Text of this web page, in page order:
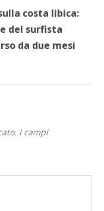
costa libica:
del surfista
da due mesi
I campi